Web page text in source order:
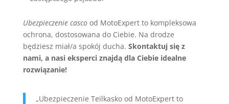
Ubezpieczenie cascood MotoExpert to kompleksowa
ochrona, dostosowana do Ciebie. Na drodze
będziesz miał/a spokój ducha. Skontaktuj się z
nami, a nasi eksperci znajdą dla Ciebie idealne
rozwiązanie!
„Ubezpieczenie Teilkasko od MotoExpert to